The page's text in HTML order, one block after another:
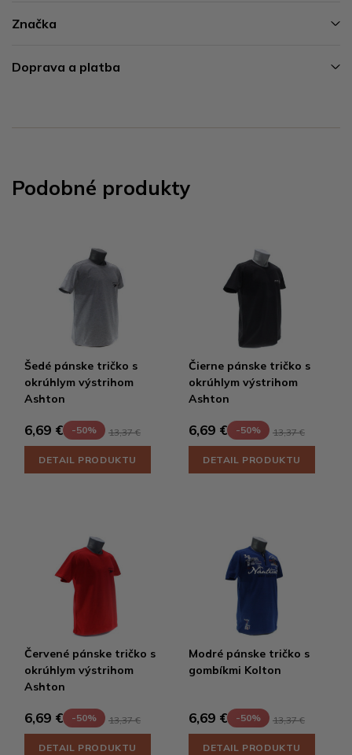
Značka
Doprava a platba
Podobné produkty
Šedé pánske tričko s
okrúhlym výstrihom
Ashton
6,69 € -50% 13,37 €
DETAIL PRODUKTU
Čierne pánske tričko s
okrúhlym výstrihom
Ashton
6,69 € -50% 13,37 €
DETAIL PRODUKTU
Červené pánske tričko s
okrúhlym výstrihom
Ashton
6,69 € -50% 13,37 €
DETAIL PRODUKTU
Modré pánske tričko s
gombíkmi Kolton
6,69 € -50% 13,37 €
DETAIL PRODUKTU